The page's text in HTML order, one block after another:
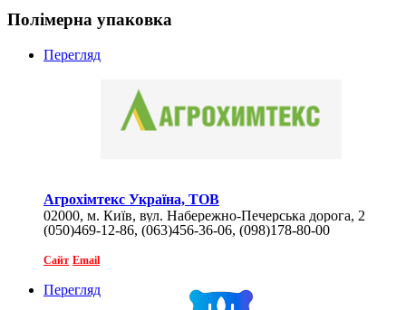
Полімерна упаковка
Перегляд
Агрохімтекс Україна, ТОВ
02000, м. Київ, вул. Набережно-Печерська дорога, 2
(050)469-12-86, (063)456-36-06, (098)178-80-00
Сайт Email
Перегляд